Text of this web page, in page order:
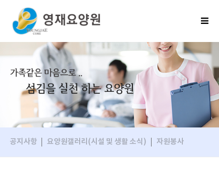
공지사항 요양원갤러리(시설 및 생활 소식) 자원봉사